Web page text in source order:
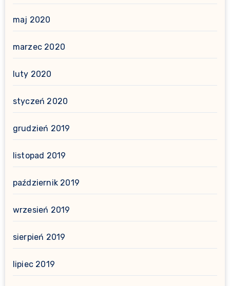
maj 2020
marzec 2020
luty 2020
styczeń 2020
grudzień 2019
listopad 2019
październik 2019
wrzesień 2019
sierpień 2019
lipiec 2019